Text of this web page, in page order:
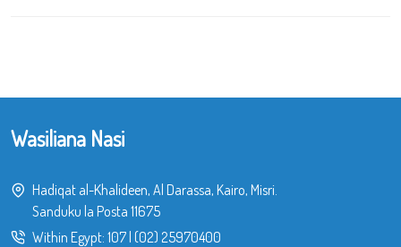
Wasiliana Nasi
Hadiqat al-Khalideen, Al Darassa, Kairo, Misri.
Sanduku la Posta 11675
Within Egypt: 107| (02) 25970400